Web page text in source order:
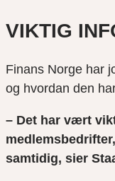
VIKTIG
Finans Norge har
og hvordan den
– Det har vært
samtidig, sier